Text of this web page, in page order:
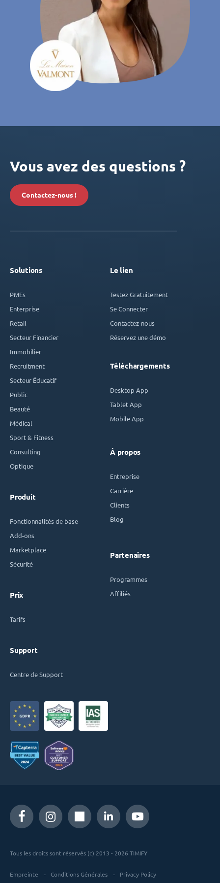
Vous avez des questions ?
Contactez-nous !
Solutions
PMEs
Enterprise
Retail
Secteur Financier
Immobilier
Recruitment
Secteur Éducatif
Public
Beauté
Médical
Sport & Fitness
Consulting
Optique
Produit
Fonctionnalités de base
Add-ons
Marketplace
Sécurité
Prix
Tarifs
Support
Centre de Support
Le lien
Testez Gratuitement
Se Connecter
Contactez-nous
Réservez une démo
Téléchargements
Desktop App
Tablet App
Mobile App
À propos
Entreprise
Carrière
Clients
Blog
Partenaires
Programmes
Affiliés
Tous les droits sont réservés (c) 2013 - 2026 TIMIFY
Empreinte Conditions Générales Privacy Policy